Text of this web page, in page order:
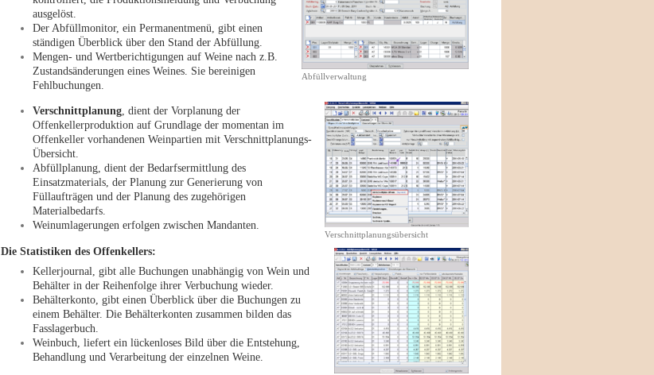
Abfüllverwaltung
ausgelöst.
Der Abfüllmonitor, ein Permanentmenü, gibt einen
ständigen Überblick über den Stand der Abfüllung.
Mengen- und Wertberichtigungen auf Weine nach z.B.
Zustandsänderungen eines Weines. Sie bereinigen
Fehlbuchungen.
Verschnittplanungsübersicht
Verschnittplanung, dient der Vorplanung der
Offenkellerproduktion auf Grundlage der momentan im
Offenkeller vorhandenen Weinpartien mit Verschnittplanungs-
Übersicht.
Abfüllplanung, dient der Bedarfsermittlung des
Einsatzmaterials, der Planung zur Generierung von
Füllaufträgen und der Planung des zugehörigen
Materialbedarfs.
Weinumlagerungen erfolgen zwischen Mandanten.
Die Statistiken des Offenkellers:
Kellerjournal, gibt alle Buchungen unabhängig von Wein und
Behälter in der Reihenfolge ihrer Verbuchung wieder.
Behälterkonto, gibt einen Überblick über die Buchungen zu
einem Behälter. Die Behälterkonten zusammen bilden das
Fasslagerbuch.
Weinbuch, liefert ein lückenloses Bild über die Entstehung,
Behandlung und Verarbeitung der einzelnen Weine.